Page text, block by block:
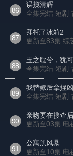
86
误揽清辉
全集完结 短剧
87
拜托了冰箱2
更新至83集 综
88
玉之耽兮，犹
全集完结 短剧
89
我替嫁后拿捏
全集完结 短剧
90
亲吻要在搜查后
更新至03集 电
91
公寓黑风暴
更新至10集 电